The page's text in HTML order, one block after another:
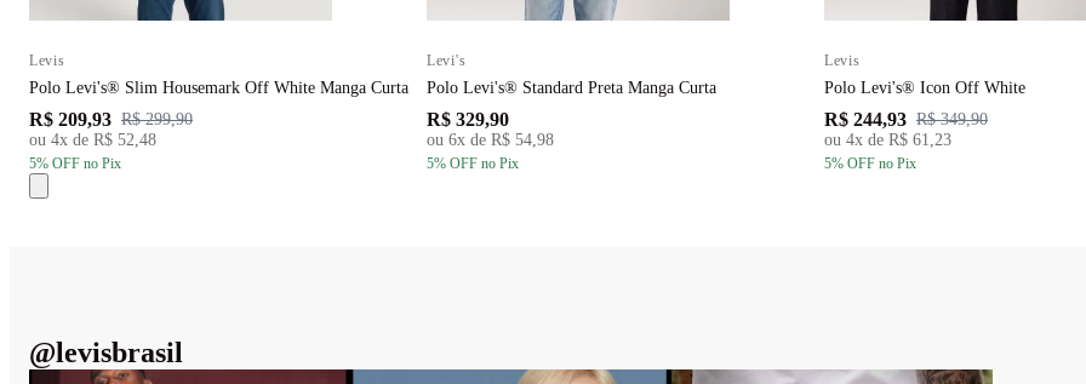
Levis
Polo Levi's® Slim Housemark Off White Manga Curta
R$ 209,93 R$ 299,90
ou 4x de R$ 52,48
5% OFF no Pix
Levi's
Polo Levi's® Standard Preta Manga Curta
R$ 329,90
ou 6x de R$ 54,98
5% OFF no Pix
Levis
Polo Levi's® Icon Off White
R$ 244,93 R$ 349,90
ou 4x de R$ 61,23
5% OFF no Pix
@levisbrasil